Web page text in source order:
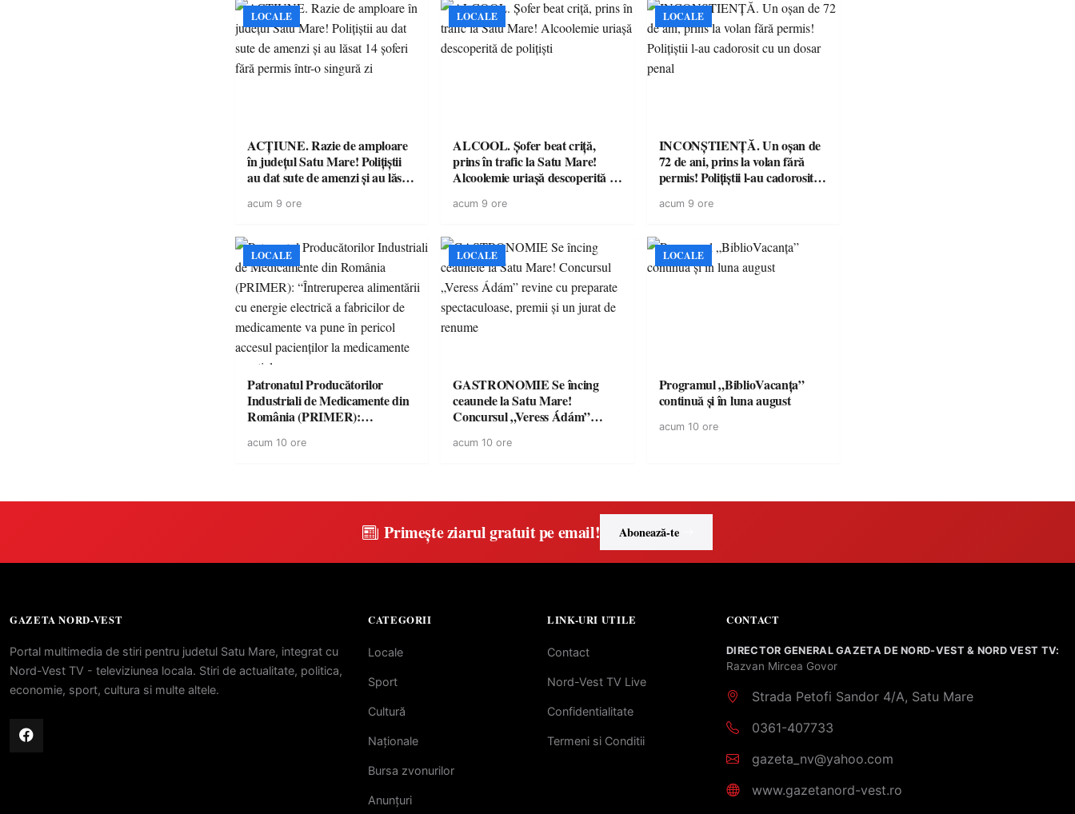
LOCALE
ACȚIUNE. Razie de amploare
în județul Satu Mare! Polițiștii
au dat sute de amenzi și au lăsat
singură zi
acum 9 ore
LOCALE
ALCOOL. Șofer beat criță,
prins în trafic la Satu Mare!
Alcoolemie uriașă descoperită de
acum 9 ore
LOCALE
INCONȘTIENȚĂ. Un oșan de
72 de ani, prins la volan fără
permis! Polițiștii l-au cadorosit
acum 9 ore
LOCALE
Patronatul Producătorilor
Industriali de Medicamente din
România (PRIMER):
energie electrică a fabricilor de
acum 10 ore
LOCALE
GASTRONOMIE Se încing
ceaunele la Satu Mare!
Concursul „Veress Ádám”
spectaculoase, premii și un jurat
acum 10 ore
LOCALE
Programul „BiblioVacanța”
continuă și în luna august
acum 10 ore
Primește ziarul gratuit pe email! Abonează-te
GAZETA NORD-VEST
Portal multimedia de stiri pentru judetul Satu Mare, integrat cu
Nord-Vest TV - televiziunea locala. Stiri de actualitate, politica,
economie, sport, cultura si multe altele.
CATEGORII
Locale
Sport
Cultură
Naționale
Bursa zvonurilor
Anunțuri
LINK-URI UTILE
Contact
Nord-Vest TV Live
Confidentialitate
Termeni si Conditii
CONTACT
DIRECTOR GENERAL GAZETA DE NORD-VEST & NORD VEST TV:
Razvan Mircea Govor
Strada Petofi Sandor 4/A, Satu Mare
0361-407733
gazeta_nv@yahoo.com
www.gazetanord-vest.ro